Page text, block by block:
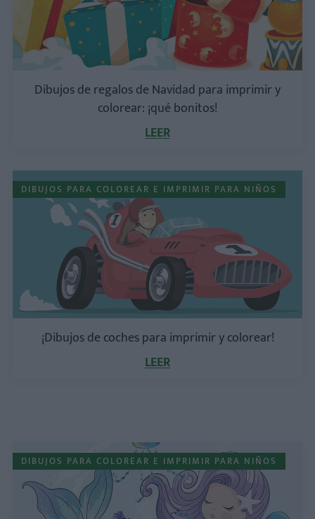
Dibujos de regalos de Navidad para imprimir y
colorear: ¡qué bonitos!
LEER
DIBUJOS PARA COLOREAR E IMPRIMIR PARA NIÑOS
¡Dibujos de coches para imprimir y colorear!
LEER
DIBUJOS PARA COLOREAR E IMPRIMIR PARA NIÑOS